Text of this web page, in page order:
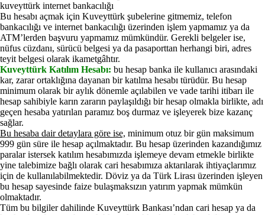
kuveyttürk internet bankacılığı
Bu hesabı açmak için Kuveyttürk şubelerine gitmemiz, telefon
bankacılığı ve internet bankacılığı üzerinden işlem yapmamız ya da
ATM’lerden başvuru yapmamız mümkündür. Gerekli belgeler ise,
nüfus cüzdanı, sürücü belgesi ya da pasaporttan herhangi biri, adres
teyit belgesi olarak ikametgâhtır.
Kuveyttürk Katılım Hesabı: bu hesap banka ile kullanıcı arasındaki
kar, zarar ortaklığına dayanan bir katılma hesabı türüdür. Bu hesap
minimum olarak bir aylık dönemle açılabilen ve vade tarihi itibarı ile
hesap sahibiyle karın zararın paylaşıldığı bir hesap olmakla birlikte, adı
geçen hesaba yatırılan paramız boş durmaz ve işleyerek bize kazanç
sağlar.
Bu hesaba dair detaylara göre ise, minimum otuz bir gün maksimum
999 gün süre ile hesap açılmaktadır. Bu hesap üzerinden kazandığımız
paralar istersek katılım hesabımızda işlemeye devam etmekle birlikte
yine talebimize bağlı olarak cari hesabımıza aktarılarak ihtiyaçlarımız
için de kullanılabilmektedir. Döviz ya da Türk Lirası üzerinden işleyen
bu hesap sayesinde faize bulaşmaksızın yatırım yapmak mümkün
olmaktadır.
Tüm bu bilgiler dahilinde Kuveyttürk Bankası’ndan cari hesap ya da